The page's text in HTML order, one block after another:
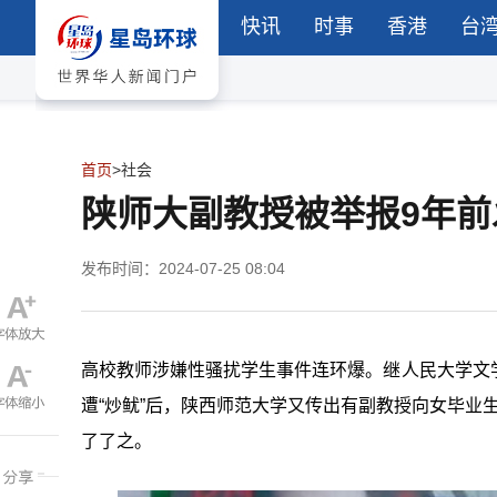
快讯 时事 香港 台
首页>社会
陕师大副教授被举报9年
发布时间：2024-07-25 08:04
高校教师涉嫌性骚扰学生事件连环爆。继人民大学
遭“炒鱿”后，陕西师范大学又传出有副教授向女毕
了了之。